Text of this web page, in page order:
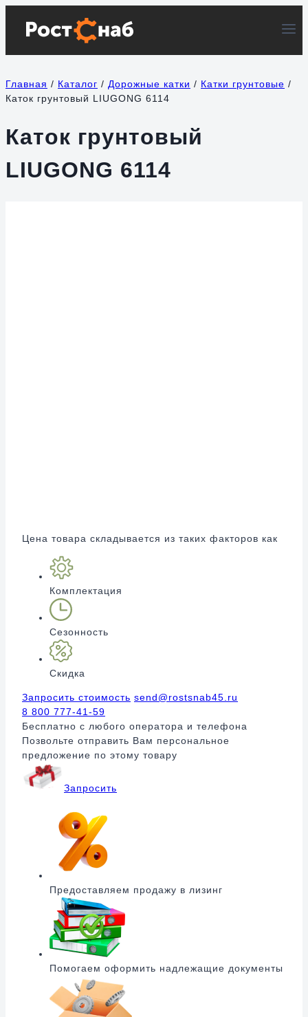
содержимому
Главная / Каталог / Дорожные катки / Катки грунтовые /
Каток грунтовый LIUGONG 6114
Каток грунтовый
LIUGONG 6114
Цена товара складывается из таких факторов как
Комплектация
Сезонность
Скидка
Запросить стоимость send@rostsnab45.ru
8 800 777-41-59
Бесплатно с любого оператора и телефона
Позвольте отправить Вам персональное
предложение по этому товару
Запросить
Предоставляем продажу в лизинг
Помогаем оформить надлежащие документы